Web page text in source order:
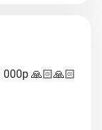
🙏🏻🙏🏻